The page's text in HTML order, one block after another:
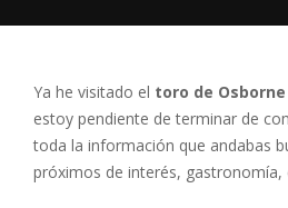
Ya he visitado el toro de
estoy pendiente de terminar de
toda la información que andabas
próximos de interés, gastronomía,